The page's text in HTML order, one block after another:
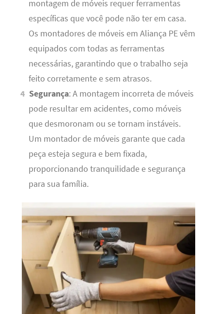
montagem de móveis requer ferramentas
específicas que você pode não ter em casa.
Os montadores de móveis em Aliança PE vêm
equipados com todas as ferramentas
necessárias, garantindo que o trabalho seja
feito corretamente e sem atrasos.
Segurança: A montagem incorreta de móveis
pode resultar em acidentes, como móveis
que desmoronam ou se tornam instáveis.
Um montador de móveis garante que cada
peça esteja segura e bem fixada,
proporcionando tranquilidade e segurança
para sua família.